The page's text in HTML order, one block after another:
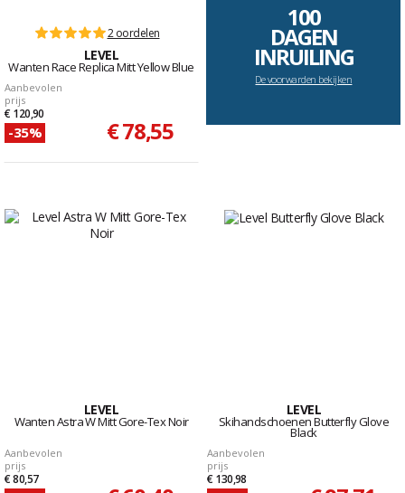
2 oordelen
LEVEL
Wanten Race Replica Mitt Yellow Blue
Aanbevolen
prijs
€ 120,90
-35% € 78,55
100
DAGEN
INRUILING
De voorwarden bekijken
LEVEL
Wanten Astra W Mitt Gore-Tex Noir
Aanbevolen
prijs
€ 80,57
LEVEL
Skihandschoenen Butterfly Glove
Black
Aanbevolen
prijs
€ 130,98